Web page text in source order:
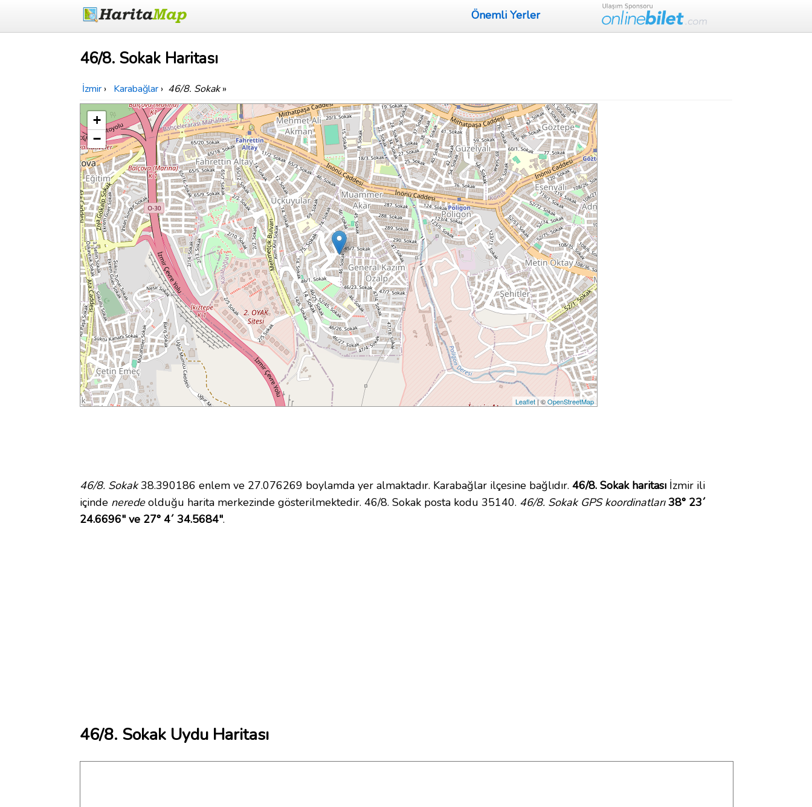
Önemli Yerler
46/8. Sokak Haritası
İzmir › Karabağlar › 46/8. Sokak»
+
−
Leaflet| ©OpenStreetMap
46/8. Sokak38.390186 enlem ve 27.076269 boylamda yer almaktadır. Karabağlar ilçesine bağlıdır. 46/8. Sokak haritası İzmir ili
içinde neredeolduğu harita merkezinde gösterilmektedir. 46/8. Sokak posta kodu 35140. 46/8. Sokak GPS koordinatları 38° 23´
24.6696" ve 27° 4´ 34.5684".
46/8. Sokak Uydu Haritası